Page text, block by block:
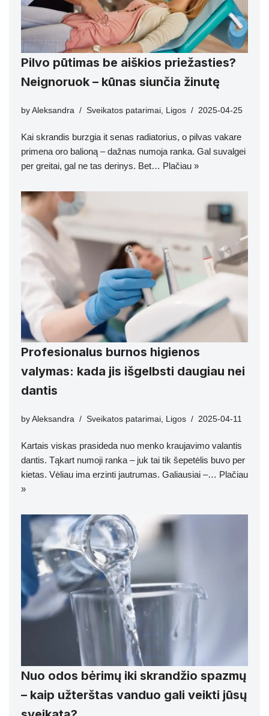
Pilvo pūtimas be aiškios priežasties?
Neignoruok – kūnas siunčia žinutę
by Aleksandra Sveikatos patarimai Ligos 2025-04-25
Kai skrandis burzgia it senas radiatorius, o pilvas vakare
primena oro balioną – dažnas numoja ranka. Gal suvalgei
per greitai, gal ne tas derinys. Bet… Plačiau »
Profesionalus burnos higienos
valymas: kada jis išgelbsti daugiau nei
dantis
by Aleksandra Sveikatos patarimai, Ligos 2025-04-11
Kartais viskas prasideda nuo menko kraujavimo valantis
dantis. Tąkart numoji ranka – juk tai tik šepetėlis buvo per
kietas. Vėliau ima erzinti jautrumas. Galiausiai –… Plačiau
»
Nuo odos bėrimų iki skrandžio spazmų
– kaip užterštas vanduo gali veikti jūsų